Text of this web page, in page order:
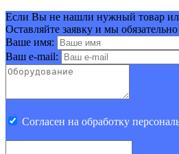
Если Вы не нашли нужный товар
Оставляйте заявку и мы
Ваше имя:
Ваш e-mail:
Cогласен на обработку